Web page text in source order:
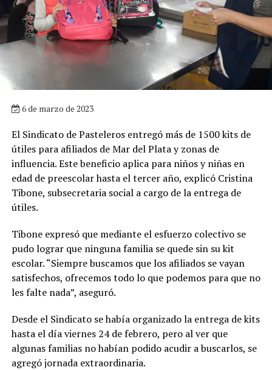
6 de marzo de 2023
El Sindicato de Pasteleros entregó más de 1500 kits de
útiles para afiliados de Mar del Plata y zonas de
influencia. Este beneficio aplica para niños y niñas en
edad de preescolar hasta el tercer año, explicó Cristina
Tibone, subsecretaria social a cargo de la entrega de
útiles.
Tibone expresó que mediante el esfuerzo colectivo se
pudo lograr que ninguna familia se quede sin su kit
escolar. “Siempre buscamos que los afiliados se vayan
satisfechos, ofrecemos todo lo que podemos para que no
les falte nada”, aseguró.
Desde el Sindicato se había organizado la entrega de kits
hasta el día viernes 24 de febrero, pero al ver que
algunas familias no habían podido acudir a buscarlos, se
agregó jornada extraordinaria.